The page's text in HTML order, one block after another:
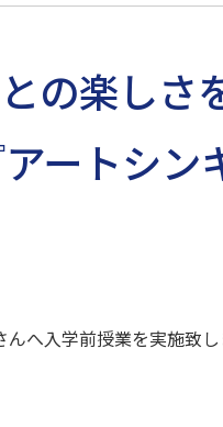
の楽しさ
ートシン
へ入学前授業を実施致し